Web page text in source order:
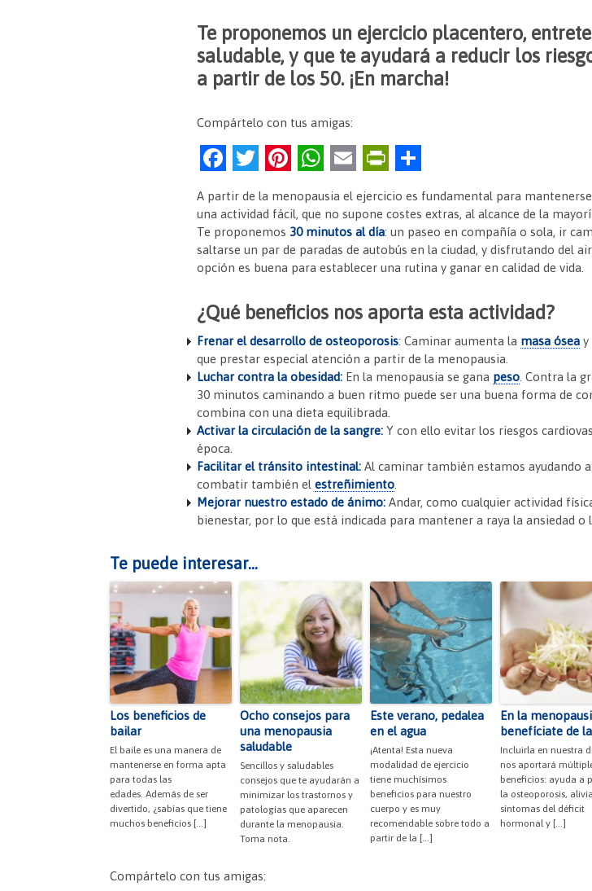
Te proponemos un ejercicio placentero,
saludable, y que te ayudará a reducir los
a partir de los 50. ¡En marcha!
Compártelo con tus amigas:
F
a
c
e
b
o
k
T
w
itt
er
Pi
er
es
t
W
h
at
s
A
p
E
m
ai
l
Pr
in
tF
ri
e
dl
y
o
m
p
ar
A partir de la menopausia el ejercicio es fundamental para
una actividad fácil, que no supone costes extras, al alcance de la
Te proponemos30 minutos al día: un paseo en compañía o sola, ir
saltarse un par de paradas de autobús en la ciudad, y disfrutando del
opción es buena para establecer una rutina y ganar en calidad de vida.
¿Qué beneficios nos aporta esta actividad?
Frenar el desarrollo de osteoporosis: Caminar aumenta la masa ósea y
que prestar especial atención a partir de la menopausia.
Luchar contra la obesidad: En la menopausia se gana peso . Contra la
30 minutos caminando a buen ritmo puede ser una buena forma de
combina con una dieta equilibrada.
Activar la circulación de la sangre: Y con ello evitar los riesgos
época.
Facilitar el tránsito intestinal: Al caminar también estamos ayudando
combatir también elestreñimiento
Mejorar nuestro estado de ánimo: Andar, como cualquier actividad
bienestar, por lo que está indicada para mantener a raya la ansiedad o
Te puede interesar...
Los beneficios de
bailar
El baile es una manera de
mantenerse en forma apta
para todas las
edades. Además de ser
divertido, ¿sabías que tiene
muchos beneficios […]
Ocho consejos para
una menopausia
saludable
Sencillos y saludables
consejos que te ayudarán a
minimizar los trastornos y
patologías que aparecen
durante la menopausia.
Toma nota.
Este verano, pedalea
en el agua
¡Atenta! Esta nueva
modalidad de ejercicio
tiene muchísimos
beneficios para nuestro
cuerpo y es muy
recomendable sobre todo a
partir de la […]
En la
benefíciate de
Incluirla en nuestra
nos aportará
beneficios: ayuda a
la osteoporosis,
síntomas del déficit
hormonal y […]
Compártelo con tus amigas: